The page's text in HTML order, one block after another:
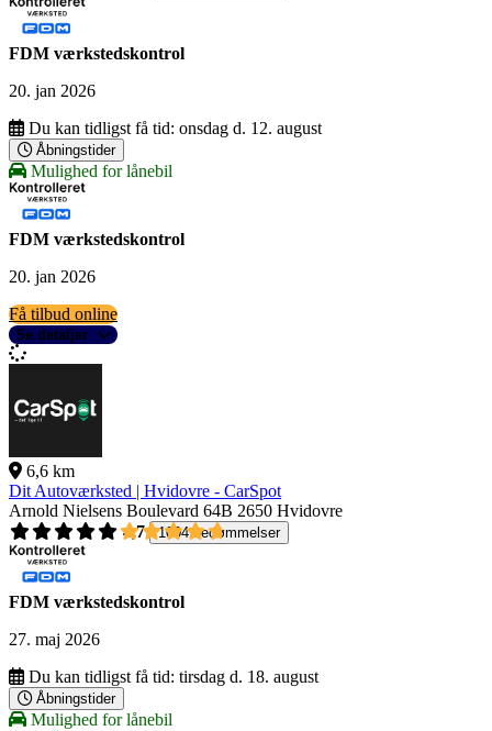
FDM værkstedskontrol
20. jan 2026
Du kan tidligst få tid: onsdag d. 12. august
Åbningstider
Mulighed for lånebil
FDM værkstedskontrol
20. jan 2026
Få tilbud online
Se detaljer
6,6 km
Dit Autoværksted | Hvidovre - CarSpot
Arnold Nielsens Boulevard 64B 2650 Hvidovre
4,7
1004 bedømmelser
FDM værkstedskontrol
27. maj 2026
Du kan tidligst få tid: tirsdag d. 18. august
Åbningstider
Mulighed for lånebil